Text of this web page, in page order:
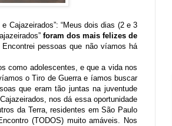
“Meus dois dias (2 e 3
foram dos mais felizes de
pessoas que não víamos há
adolescentes, e que a vida nos
o Tiro de Guerra e íamos buscar
que eram tão juntas na juventude
nos dá essa oportunidade
da Terra, residentes em São Paulo
(TODOS) muito amáveis. Nos